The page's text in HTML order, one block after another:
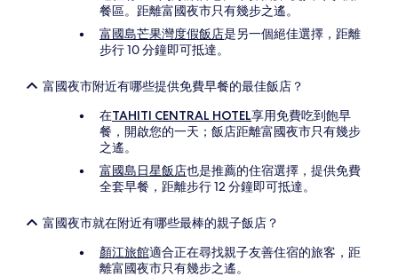
餐區。距離富國夜市只有幾步之遙。
富國島芒果灣度假飯店是另一個絕佳選擇，距離
步行 10 分鐘即可抵達。
富國夜市附近有哪些提供免費早餐的最佳飯店？
在TAHITI CENTRAL HOTEL享用免費吃到飽早
餐，開啟您的一天；飯店距離富國夜市只有幾步
之遙。
富國島日星飯店也是推薦的住宿選擇，提供免費
全套早餐，距離步行 12 分鐘即可抵達。
富國夜市就在附近有哪些最棒的親子飯店？
顏江旅館適合正在尋找親子友善住宿的旅客，距
離富國夜市只有幾步之遙。